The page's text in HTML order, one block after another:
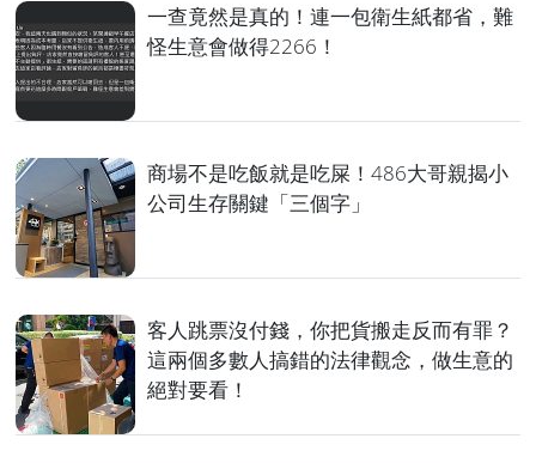
一查竟然是真的！連一包衛生紙都省，難
怪生意會做得2266！
商場不是吃飯就是吃屎！486大哥親揭小
公司生存關鍵「三個字」
客人跳票沒付錢，你把貨搬走反而有罪？
這兩個多數人搞錯的法律觀念，做生意的
絕對要看！